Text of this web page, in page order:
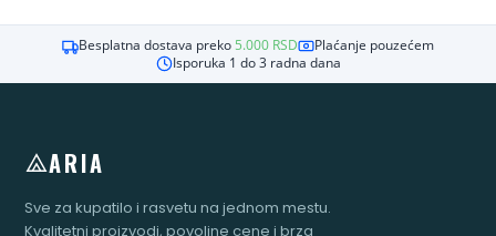
Besplatna dostava preko 5.000 RSD
Plaćanje pouzećem
Isporuka 1 do 3 radna dana
ARIA
Sve za kupatilo i rasvetu na jednom mestu.
Kvalitetni proizvodi, povoljne cene i brza